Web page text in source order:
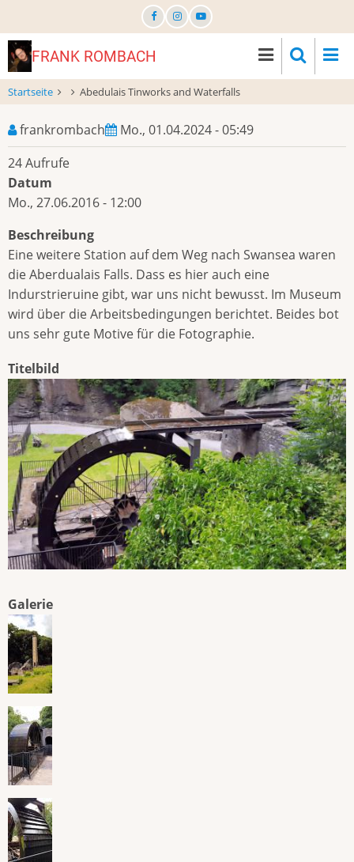
zum
InhaltFRANK ROMBACH
Startseite Abedulais Tinworks and Waterfalls
frankrombach
Mo., 01.04.2024 - 05:49
24 Aufrufe
Datum
Mo., 27.06.2016 - 12:00
Beschreibung
Eine weitere Station auf dem Weg nach Swansea waren
die Aberdualais Falls. Dass es hier auch eine
Indurstrieruine gibt, war uns nicht bewusst. Im Museum
wird über die Arbeitsbedingungen berichtet. Beides bot
uns sehr gute Motive für die Fotographie.
Titelbild
Galerie